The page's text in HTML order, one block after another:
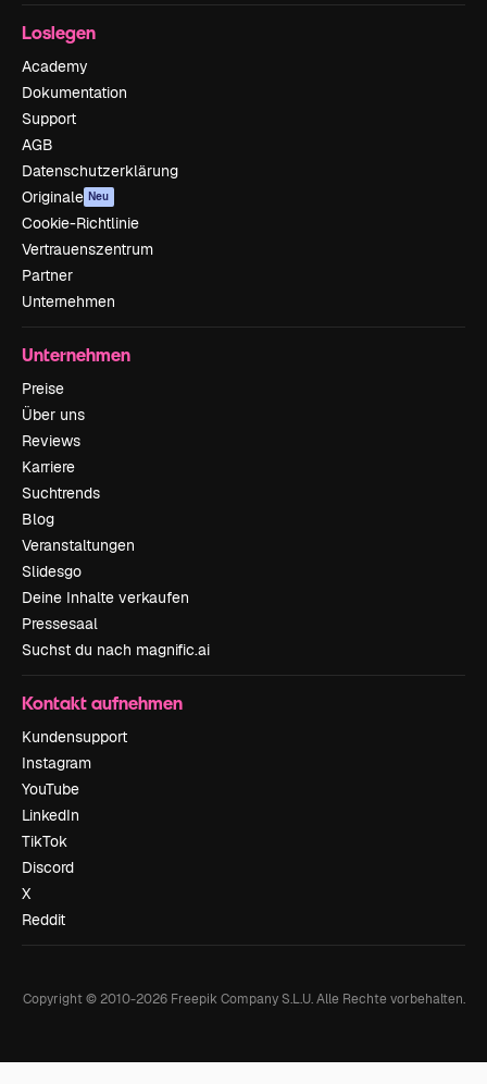
Loslegen
Academy
Dokumentation
Support
AGB
Datenschutzerklärung
Originale Neu
Cookie-Richtlinie
Vertrauenszentrum
Partner
Unternehmen
Unternehmen
Preise
Über uns
Reviews
Karriere
Suchtrends
Blog
Veranstaltungen
Slidesgo
Deine Inhalte verkaufen
Pressesaal
Suchst du nach magnific.ai
Kontakt aufnehmen
Kundensupport
Instagram
YouTube
LinkedIn
TikTok
Discord
X
Reddit
Copyright © 2010-2026Freepik Company S.L.U. Alle Rechte vorbehalten.